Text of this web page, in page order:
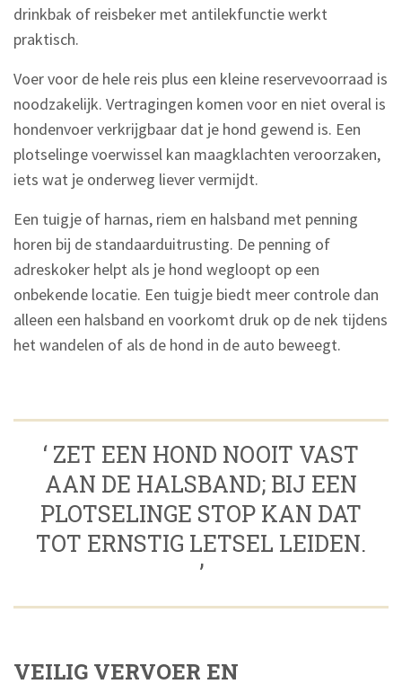
drinkbak of reisbeker met antilekfunctie werkt
praktisch.
Voer voor de hele reis plus een kleine reservevoorraad is
noodzakelijk. Vertragingen komen voor en niet overal is
hondenvoer verkrijgbaar dat je hond gewend is. Een
plotselinge voerwissel kan maagklachten veroorzaken,
iets wat je onderweg liever vermijdt.
Een tuigje of harnas, riem en halsband met penning
horen bij de standaarduitrusting. De penning of
adreskoker helpt als je hond wegloopt op een
onbekende locatie. Een tuigje biedt meer controle dan
alleen een halsband en voorkomt druk op de nek tijdens
het wandelen of als de hond in de auto beweegt.
‘ ZET EEN HOND NOOIT VAST
AAN DE HALSBAND; BIJ EEN
PLOTSELINGE STOP KAN DAT
TOT ERNSTIG LETSEL LEIDEN.
’
VEILIG VERVOER EN